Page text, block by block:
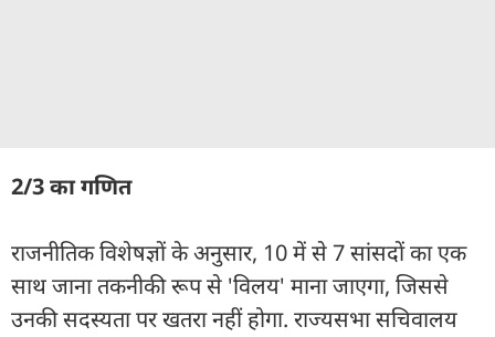
2/3 का गणित
राजनीतिक विशेषज्ञों के अनुसार, 10 में से 7 सांसदों का एक
साथ जाना तकनीकी रूप से 'विलय' माना जाएगा, जिससे
उनकी सदस्यता पर खतरा नहीं होगा. राज्यसभा सचिवालय